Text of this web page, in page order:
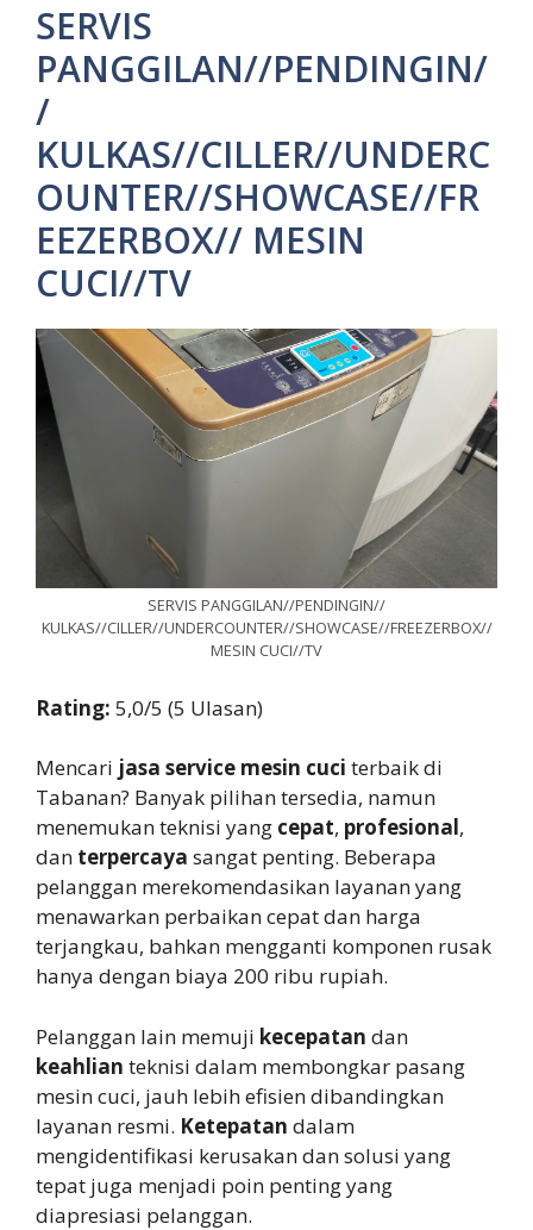
SERVIS
PANGGILAN//PENDINGIN/
/
KULKAS//CILLER//UNDERC
OUNTER//SHOWCASE//FR
EEZERBOX// MESIN
CUCI//TV
SERVIS PANGGILAN//PENDINGIN//
KULKAS//CILLER//UNDERCOUNTER//SHOWCASE//FREEZERBOX//
MESIN CUCI//TV
Rating: 5,0/5 (5 Ulasan)
Mencari jasa service mesin cuci terbaik di
Tabanan? Banyak pilihan tersedia, namun
menemukan teknisi yang cepat, profesional,
dan terpercaya sangat penting. Beberapa
pelanggan merekomendasikan layanan yang
menawarkan perbaikan cepat dan harga
terjangkau, bahkan mengganti komponen rusak
hanya dengan biaya 200 ribu rupiah.
Pelanggan lain memuji kecepatan dan
keahlian teknisi dalam membongkar pasang
mesin cuci, jauh lebih efisien dibandingkan
layanan resmi. Ketepatan dalam
mengidentifikasi kerusakan dan solusi yang
tepat juga menjadi poin penting yang
diapresiasi pelanggan.